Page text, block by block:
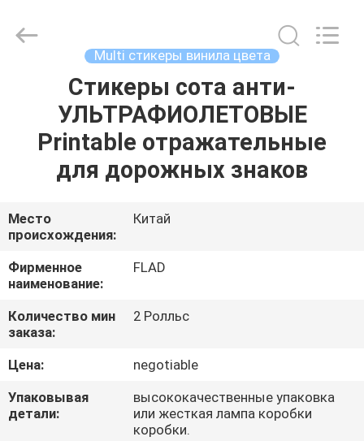
ДОМОЙ
ПРОДУКТЫ
НАС
ЭКСКУРСИЯ
ПО
ЗАВОДУ
КОНТРОЛЬ
КАЧЕСТВА
Material
Co.,Ltd.
Multi стикеры винила цвета
Стикеры сота анти-
УЛЬТРАФИОЛЕТОВЫЕ
Printable отражательные
для дорожных знаков
Место
происхождения:
Китай
Фирменное
наименование:
FLAD
Количество мин
заказа:
2 Ролльс
Цена:
negotiable
Упаковывая
детали:
высококачественные упаковка
или жесткая лампа коробки
коробки.